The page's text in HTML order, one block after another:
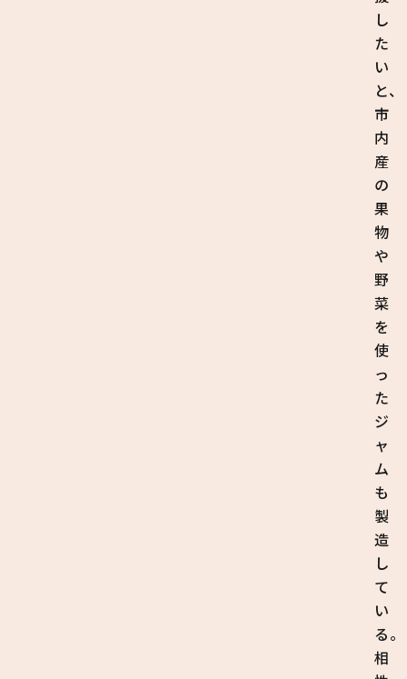
し
た
い
と、
市
内
産
の
果
物
や
野
菜
を
使
っ
た
ジ
ャ
ム
も
製
造
し
て
い
る。
相